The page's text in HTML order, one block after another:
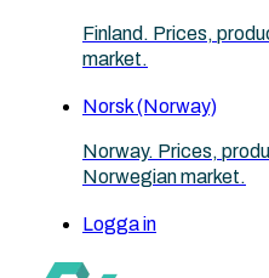
Finland. Prices,
market.
Norsk (Norway)
Norway. Prices,
Norwegian market.
Logga in